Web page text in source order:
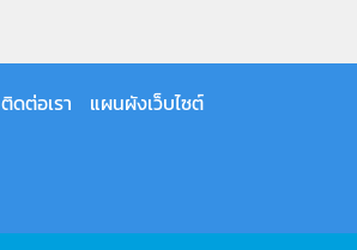
ติดต่อเรา
แผนผังเว็บไซต์